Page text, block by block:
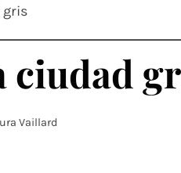
gris
ciudad
Vaillard